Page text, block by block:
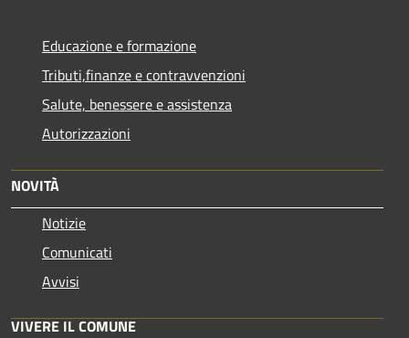
Educazione e formazione
Tributi,finanze e contravvenzioni
Salute, benessere e assistenza
Autorizzazioni
NOVITÀ
Notizie
Comunicati
Avvisi
VIVERE IL COMUNE